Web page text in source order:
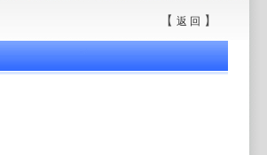
【 返 回 】